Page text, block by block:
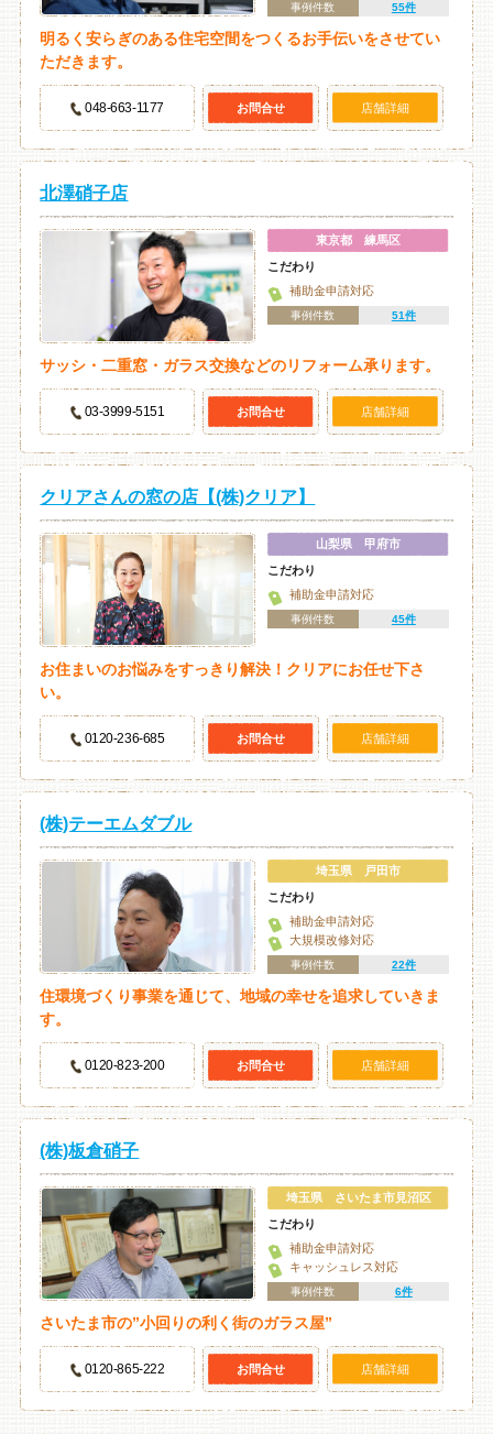
事例件数 55件
明るく安らぎのある住宅空間をつくるお手伝いをさせてい
ただきます。
048-663-1177 お問合せ 店舗詳細
北澤硝子店
東京都 練馬区
こだわり
補助金申請対応
事例件数 51件
サッシ・二重窓・ガラス交換などのリフォーム承ります。
03-3999-5151 お問合せ 店舗詳細
クリアさんの窓の店【(株)クリア】
山梨県 甲府市
こだわり
補助金申請対応
事例件数 45件
お住まいのお悩みをすっきり解決！クリアにお任せ下さ
い。
0120-236-685 お問合せ 店舗詳細
(株)テーエムダブル
埼玉県 戸田市
こだわり
補助金申請対応
大規模改修対応
事例件数 22件
住環境づくり事業を通じて、地域の幸せを追求していきま
す。
0120-823-200 お問合せ 店舗詳細
(株)板倉硝子
埼玉県 さいたま市見沼区
こだわり
補助金申請対応
キャッシュレス対応
事例件数 6件
さいたま市の”小回りの利く街のガラス屋”
0120-865-222 お問合せ 店舗詳細